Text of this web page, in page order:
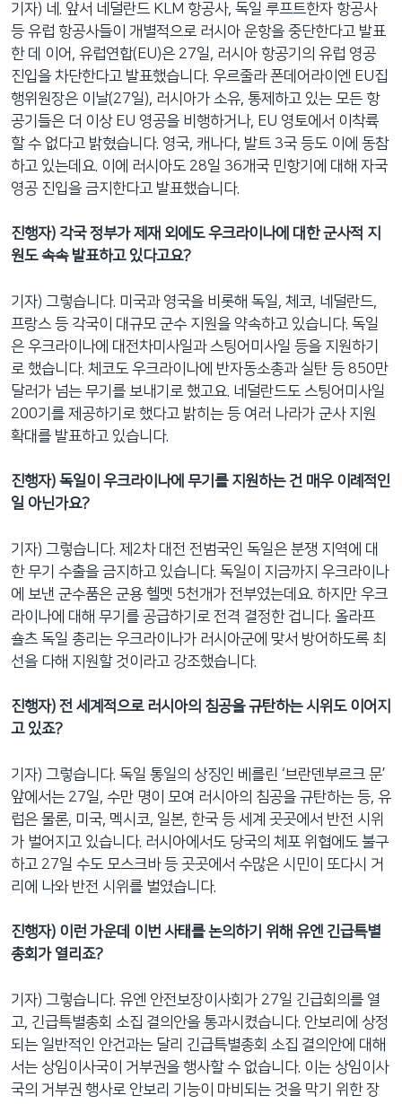
기자) 네. 앞서 네덜란드 KLM 항공사, 독일 루프트한자 항공사
등 유럽 항공사들이 개별적으로 러시아 운항을 중단한다고 발표
한 데 이어, 유럽연합(EU)은 27일, 러시아 항공기의 유럽 영공
진입을 차단한다고 발표했습니다. 우르줄라 폰데어라이엔 EU집
행위원장은 이날(27일), 러시아가 소유, 통제하고 있는 모든 항
공기들은 더 이상 EU 영공을 비행하거나, EU 영토에서 이착륙
할 수 없다고 밝혔습니다. 영국, 캐나다, 발트 3국 등도 이에 동참
하고 있는데요. 이에 러시아도 28일 36개국 민항기에 대해 자국
영공 진입을 금지한다고 발표했습니다.
진행자) 각국 정부가 제재 외에도 우크라이나에 대한 군사적 지
원도 속속 발표하고 있다고요?
기자) 그렇습니다. 미국과 영국을 비롯해 독일, 체코, 네덜란드,
프랑스 등 각국이 대규모 군수 지원을 약속하고 있습니다. 독일
은 우크라이나에 대전차미사일과 스팅어미사일 등을 지원하기
로 했습니다. 체코도 우크라이나에 반자동소총과 실탄 등 850만
달러가 넘는 무기를 보내기로 했고요. 네덜란드도 스팅어미사일
200기를 제공하기로 했다고 밝히는 등 여러 나라가 군사 지원
확대를 발표하고 있습니다.
진행자) 독일이 우크라이나에 무기를 지원하는 건 매우 이례적인
일 아닌가요?
기자) 그렇습니다. 제2차 대전 전범국인 독일은 분쟁 지역에 대
한 무기 수출을 금지하고 있습니다. 독일이 지금까지 우크라이나
에 보낸 군수품은 군용 헬멧 5천개가 전부였는데요. 하지만 우크
라이나에 대해 무기를 공급하기로 전격 결정한 겁니다. 올라프
숄츠 독일 총리는 우크라이나가 러시아군에 맞서 방어하도록 최
선을 다해 지원할 것이라고 강조했습니다.
진행자) 전 세계적으로 러시아의 침공을 규탄하는 시위도 이어지
고 있죠?
기자) 그렇습니다. 독일 통일의 상징인 베를린 ‘브란덴부르크 문’
앞에서는 27일, 수만 명이 모여 러시아의 침공을 규탄하는 등, 유
럽은 물론, 미국, 멕시코, 일본, 한국 등 세계 곳곳에서 반전 시위
가 벌어지고 있습니다. 러시아에서도 당국의 체포 위협에도 불구
하고 27일 수도 모스크바 등 곳곳에서 수많은 시민이 또다시 거
리에 나와 반전 시위를 벌였습니다.
진행자) 이런 가운데 이번 사태를 논의하기 위해 유엔 긴급특별
총회가 열리죠?
기자) 그렇습니다. 유엔 안전보장이사회가 27일 긴급회의를 열
고, 긴급특별총회 소집 결의안을 통과시켰습니다. 안보리에 상정
되는 일반적인 안건과는 달리 긴급특별총회 소집 결의안에 대해
서는 상임이사국이 거부권을 행사할 수 없습니다. 이는 상임이사
국의 거부권 행사로 안보리 기능이 마비되는 것을 막기 위한 장